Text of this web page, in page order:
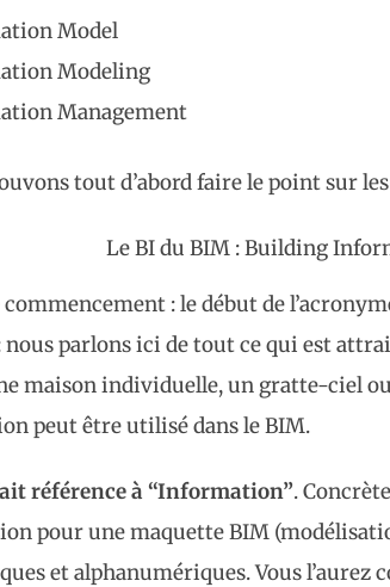
Model
Modeling
Management
tout d’abord faire le point sur
Le BI du BIM : Building
: le début de
nous parlons ici de tout ce qui est
maison individuelle, un gratte-ciel
peut être utilisé dans le BIM.
référence à “Information”.
pour une maquette BIM
et alphanumériques. Vous l’aurez